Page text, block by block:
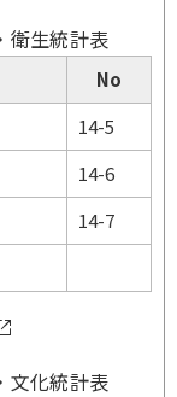
衛生統計表
No
14-5
14-6
14-7
文化統計表